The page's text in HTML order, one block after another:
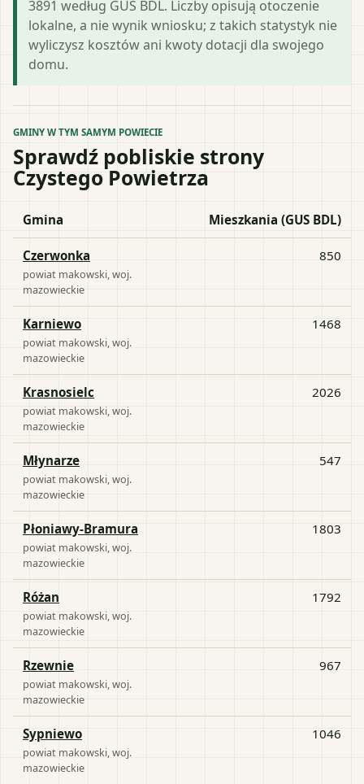
3891 według GUS BDL. Liczby opisują otoczenie
lokalne, a nie wynik wniosku; z takich statystyk nie
wyliczysz kosztów ani kwoty dotacji dla swojego
domu.
GMINY W TYM SAMYM POWIECIE
Sprawdź pobliskie strony
Czystego Powietrza
Gmina Mieszkania (GUS BDL)
Czerwonka
powiat makowski , woj.
mazowieckie
850
Karniewo
powiat makowski , woj.
mazowieckie
1468
Krasnosielc
powiat makowski , woj.
mazowieckie
2026
Młynarze
powiat makowski , woj.
mazowieckie
547
Płoniawy-Bramura
powiat makowski , woj.
mazowieckie
1803
Różan
powiat makowski , woj.
mazowieckie
1792
Rzewnie
powiat makowski , woj.
mazowieckie
967
Sypniewo
powiat makowski , woj.
mazowieckie
1046